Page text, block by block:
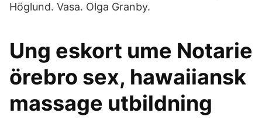
Höglund. Vasa. Olga Granby.
Ung eskort ume Notarie
örebro sex, hawaiiansk
massage utbildning